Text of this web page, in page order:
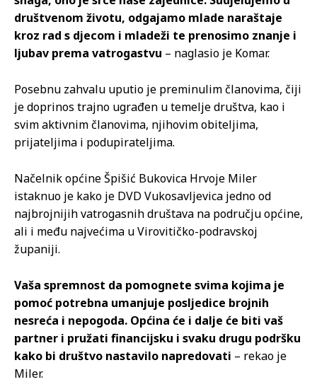
društvenom životu, odgajamo mlade naraštaje
kroz rad s djecom i mladeži te prenosimo znanje i
ljubav prema vatrogastvu – naglasio je Komar.
Posebnu zahvalu uputio je preminulim članovima, čiji
je doprinos trajno ugrađen u temelje društva, kao i
svim aktivnim članovima, njihovim obiteljima,
prijateljima i podupirateljima.
Načelnik općine Špišić Bukovica Hrvoje Miler
istaknuo je kako je DVD Vukosavljevica jedno od
najbrojnijih vatrogasnih društava na području općine,
ali i među najvećima u Virovitičko-podravskoj
županiji.
Vaša spremnost da pomognete svima kojima je
pomoć potrebna umanjuje posljedice brojnih
nesreća i nepogoda. Općina će i dalje će biti vaš
partner i pružati financijsku i svaku drugu podršku
kako bi društvo nastavilo napredovati – rekao je
Miler.